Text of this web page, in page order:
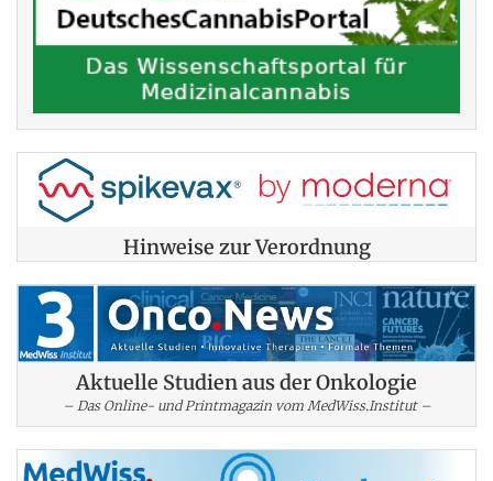
Hinweise zur Verordnung
Aktuelle Studien aus der Onkologie
– Das Online- und Printmagazin vom MedWiss.Institut –